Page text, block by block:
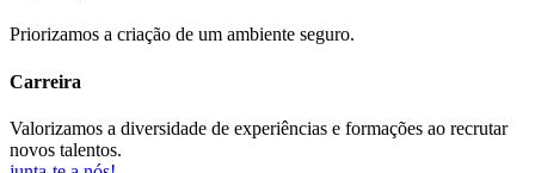
Priorizamos a criação de um ambiente seguro.
Carreira
Valorizamos a diversidade de experiências e formações ao recrutar
novos talentos.